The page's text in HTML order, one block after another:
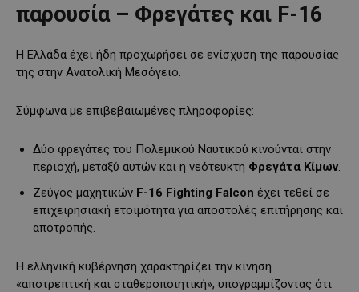
παρουσία – Φρεγάτες και F-16
Η Ελλάδα έχει ήδη προχωρήσει σε ενίσχυση της παρουσίας
της στην Ανατολική Μεσόγειο.
Σύμφωνα με επιβεβαιωμένες πληροφορίες:
Δύο φρεγάτες του Πολεμικού Ναυτικού κινούνται στην
περιοχή, μεταξύ αυτών και η νεότευκτη Φρεγάτα Κίμων.
Ζεύγος μαχητικών F-16 Fighting Falcon έχει τεθεί σε
επιχειρησιακή ετοιμότητα για αποστολές επιτήρησης και
αποτροπής.
Η ελληνική κυβέρνηση χαρακτηρίζει την κίνηση
«αποτρεπτική και σταθεροποιητική», υπογραμμίζοντας ότι